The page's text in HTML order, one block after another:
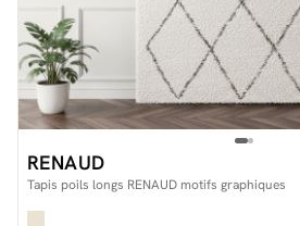
RENAUD
Tapis poils longs RENAUD motifs graphiques